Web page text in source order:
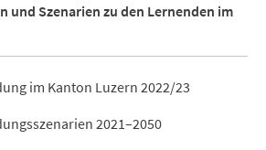
und Szenarien zu den Lernenden im
im Kanton Luzern 2022/23
2021–2050